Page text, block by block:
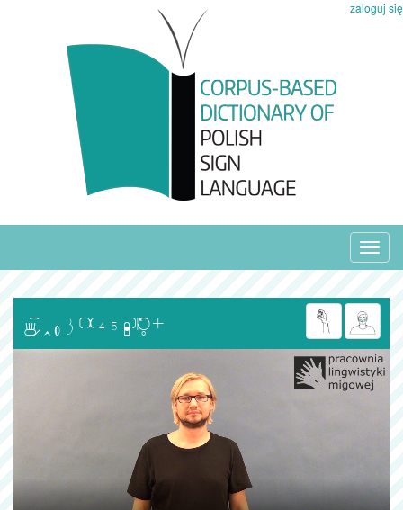
zaloguj się
